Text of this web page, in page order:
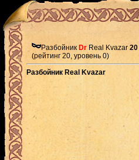
Разбойник Dr Real Kvazar 20
(рейтинг 20, уровень 0)
Разбойник Real Kvazar